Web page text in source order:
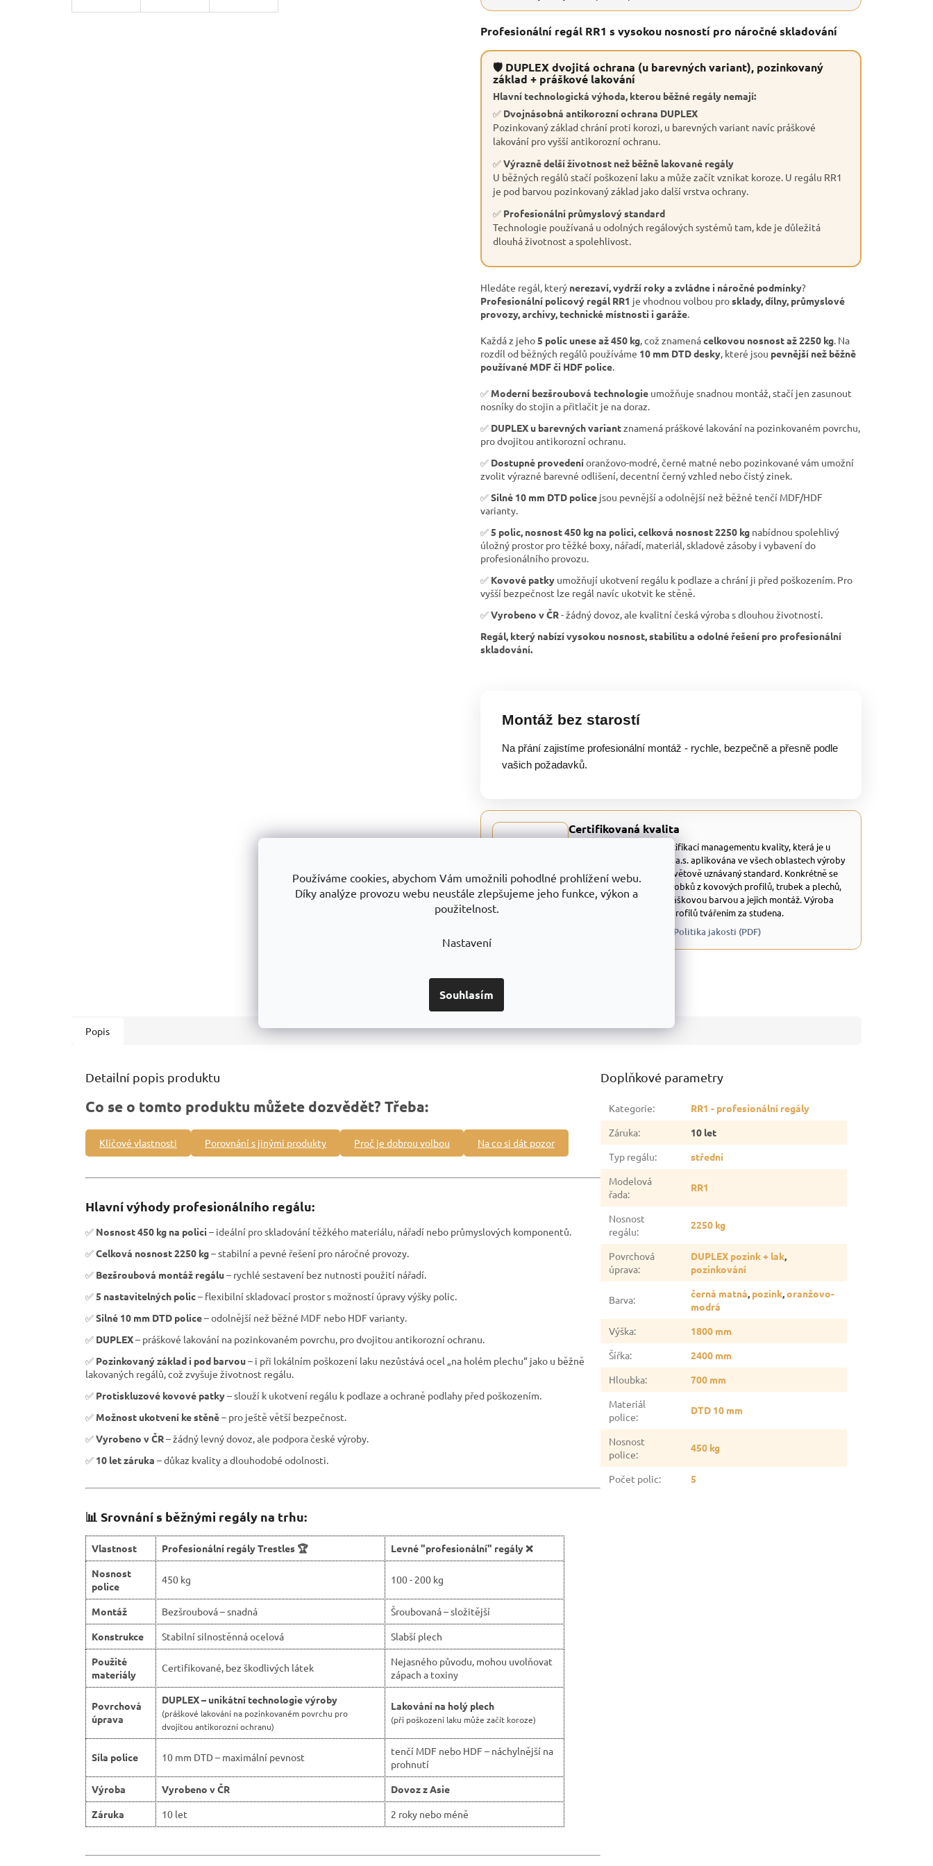
Používáme cookies, abychom Vám umožnili pohodlné prohlížení webu.
Díky analýze provozu webu neustále zlepšujeme jeho funkce, výkon a
použitelnost.
Nastavení
Souhlasím
Profesionální regál RR1 s vysokou nosností pro náročné skladování
🛡 DUPLEX dvojitá ochrana (u barevných variant), pozinkovaný
základ + práškové lakování
Hlavní technologická výhoda, kterou běžné regály nemají:
✅ Dvojnásobná antikorozní ochrana DUPLEX
Pozinkovaný základ chrání proti korozi, u barevných variant navíc práškové
lakování pro vyšší antikorozní ochranu.
✅Výrazně delší životnost než běžně lakované regály
U běžných regálů stačí poškození laku a může začít vznikat koroze. U regálu RR1
je pod barvou pozinkovaný základ jako další vrstva ochrany.
✅ Profesionální průmyslový standard
Technologie používaná u odolných regálových systémů tam, kde je důležitá
dlouhá životnost a spolehlivost.
Hledáte regál, který nerezaví, vydrží roky a zvládne i náročné podmínky?
Profesionální policový regál RR1 je vhodnou volbou prosklady, dílny, průmyslové
provozy, archivy, technické místnosti i garáže.
Každá z jeho5 polic unese až 450 kg, což znamenácelkovou nosnost až 2250 kg. Na
rozdíl od běžných regálů používáme 10 mm DTD desky, které jsou pevnější než běžně
používané MDF či HDF police.
✅ Moderní bezšroubová technologie umožňuje snadnou montáž, stačí jen zasunout
nosníky do stojin a přitlačit je na doraz.
✅ DUPLEX u barevných variantznamená práškové lakování na pozinkovaném povrchu,
pro dvojitou antikorozní ochranu.
✅ Dostupné provedeníoranžovo-modré, černé matné nebo pozinkované vám umožní
zvolit výrazné barevné odlišení, decentní černý vzhled nebo čistý zinek.
✅Silné 10 mm DTD police jsou pevnější a odolnější než běžné tenčí MDF/HDF
varianty.
✅5 polic, nosnost 450 kg na polici, celková nosnost 2250 kg nabídnou spolehlivý
úložný prostor pro těžké boxy, nářadí, materiál, skladové zásoby i vybavení do
profesionálního provozu.
✅ Kovové patky umožňují ukotvení regálu k podlaze a chrání ji před poškozením. Pro
vyšší bezpečnost lze regál navíc ukotvit ke stěně.
✅Vyrobeno v ČR- žádný dovoz, ale kvalitní česká výroba s dlouhou životností.
Regál, který nabízí vysokou nosnost, stabilitu a odolné řešení pro profesionální
skladování.
Montáž bez starostí
Na přání zajistíme profesionální montáž - rychle, bezpečně a přesně podle
vašich požadavků.
Certifikovaná kvalita
Trestles a.s. disponuje certifikací managementu kvality, která je u
všech produktů TRESTLES a.s. aplikována ve všech oblastech výroby
a služeb. Jedná se o celosvětově uznávaný standard. Konkrétně se
jedná o vývoj a výrobu výrobků z kovových profilů, trubek a plechů,
povrchově upravených práškovou barvou a jejich montáž. Výroba
otevřených a uzavřených profilů tvářením za studena.
Politika jakosti (PDF)
Popis
Detailní popis produktu
Co se o tomto produktu můžete dozvědět? Třeba:
Klíčové vlastnosti Porovnání s jinými produkty Proč je dobrou volbou Na co si dát pozor
Hlavní výhody profesionálního regálu:
✅ Nosnost 450 kg na polici – ideální pro skladování těžkého materiálu, nářadí nebo průmyslových komponentů.
✅Celková nosnost 2250 kg– stabilní a pevné řešení pro náročné provozy.
✅ Bezšroubová montáž regálu– rychlé sestavení bez nutnosti použití nářadí.
✅5 nastavitelných polic– flexibilní skladovací prostor s možností úpravy výšky polic.
✅Silné 10 mm DTD police– odolnější než běžné MDF nebo HDF varianty.
✅ DUPLEX– práškové lakování na pozinkovaném povrchu, pro dvojitou antikorozní ochranu.
✅ Pozinkovaný základ i pod barvou– i při lokálním poškození laku nezůstává ocel „na holém plechu“ jako u běžně
lakovaných regálů, což zvyšuje životnost regálu.
✅ Protiskluzové kovové patky– slouží k ukotvení regálu k podlaze a ochraně podlahy před poškozením.
✅ Možnost ukotvení ke stěně– pro ještě větší bezpečnost.
✅Vyrobeno v ČR– žádný levný dovoz, ale podpora české výroby.
✅ 10 let záruka – důkaz kvality a dlouhodobé odolnosti.
📊 Srovnání s běžnými regály na trhu:
Vlastnost Profesionální regály Trestles 🏆
Levné "profesionální" regály ❌
Nosnost
police
450 kg 100 - 200 kg
Montáž Bezšroubová – snadná
Šroubovaná – složitější
Konstrukce
Stabilní silnostěnná ocelová
Slabší plech
Použité
materiály
Certifikované, bez škodlivých látek
Nejasného původu, mohou uvolňovat
zápach a toxiny
Povrchová
úprava
DUPLEX – unikátní technologie výroby
(práškové lakování na pozinkovaném povrchu pro
dvojitou antikorozní ochranu)
Lakování na holý plech
(při poškození laku může začít koroze)
Síla police 10 mm DTD – maximální pevnost
tenčí MDF nebo HDF – náchylnější na
prohnutí
Výroba
Vyrobeno v ČR
Dovoz z Asie
Záruka
10 let 2 roky nebo méně
Doplňkové parametry
Kategorie:
RR1 - profesionální regály
Záruka:
10 let
Typ regálu:
střední
Modelová
řada:
RR1
Nosnost
regálu:
2250 kg
Povrchová
úprava:
DUPLEX pozink + lak,
pozinkování
Barva: černá matná, pozink,oranžovo-
modrá
Výška:
1800 mm
Šířka:
2400 mm
Hloubka:
700 mm
Materiál
police:
DTD 10 mm
Nosnost
police:
450 kg
Počet polic: 5